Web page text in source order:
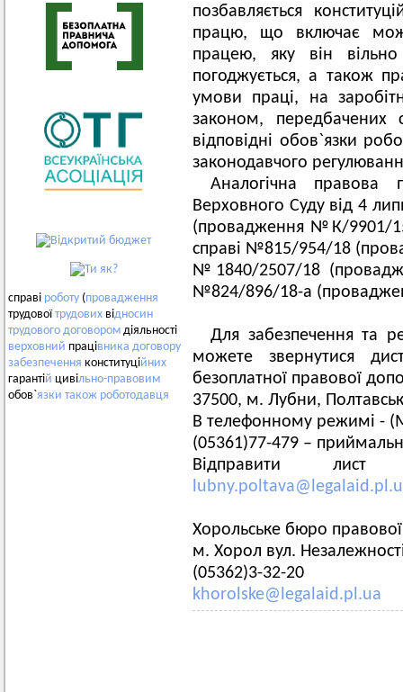
справі роботу (провадження
трудовоїтрудових відносин
трудового договором діяльності
верховний працівника договору
забезпечення конституційних
гарантій цивільно-правовим
обов`язки також роботодавця
позбавляється
працю, що включає
працею, яку він
погоджується, а також
умови праці, на
законом, передбачених
відповідні обов`язки
законодавчого
Аналогічна правова
Верховного Суду від 4
(провадження №К/9901/
справі №815/954/18
№1840/2507/18
№824/896/18-а
Для забезпечення та
можете звернутися
безоплатної правової
37500, м. Лубни,
В телефонному режимі -
(05361)77-479 –
Відправити
Хорольське бюро
м. Хорол вул.
(05362)3-32-20
khorolske@legalaid.pl.ua